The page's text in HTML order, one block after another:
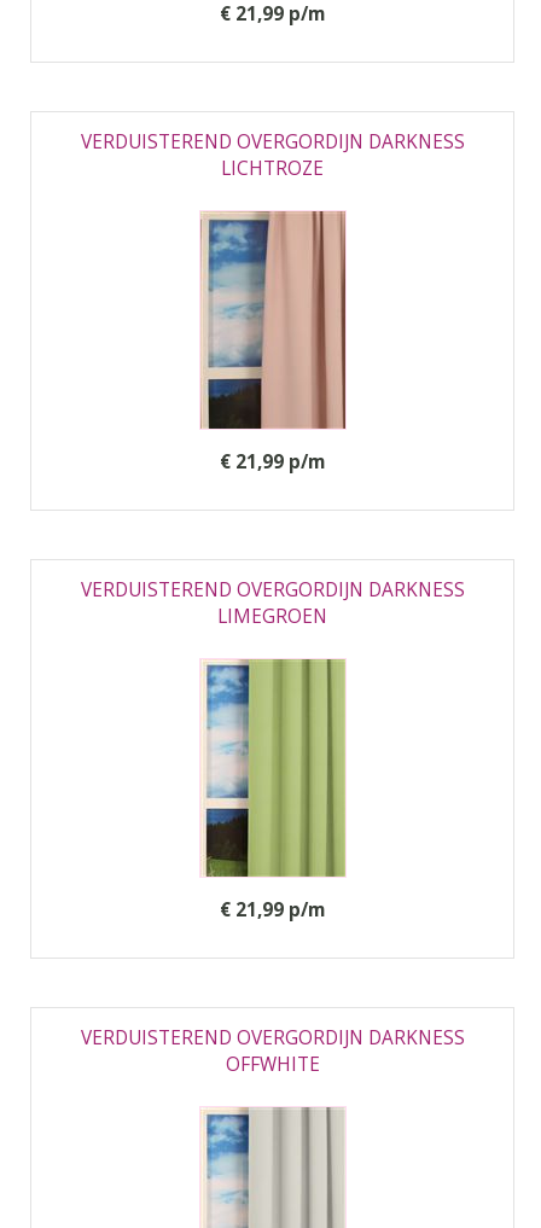
€ 21,99 p/m
VERDUISTEREND OVERGORDIJN DARKNESS
LICHTROZE
€ 21,99 p/m
VERDUISTEREND OVERGORDIJN DARKNESS
LIMEGROEN
€ 21,99 p/m
VERDUISTEREND OVERGORDIJN DARKNESS
OFFWHITE